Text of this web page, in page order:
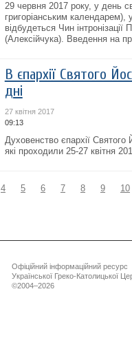
29 червня 2017 року, у день
григоріанським
відбудеться Чин
(Алексійчука). Введення на
В єпархії Святого
дні
27 квітня 2017
09:13
Духовенство єпархії
які проходили 25-27 квітня
4 5 6 7 8 9 10
Офіційний інформаційний ресурс
Української Греко-Католицької
©2004–2026